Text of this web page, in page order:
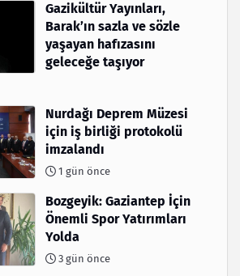
Gazikültür Yayınları,
Barak’ın sazla ve sözle
yaşayan hafızasını
geleceğe taşıyor
Nurdağı Deprem Müzesi
için iş birliği protokolü
imzalandı
1 gün önce
Bozgeyik: Gaziantep İçin
Önemli Spor Yatırımları
Yolda
3 gün önce